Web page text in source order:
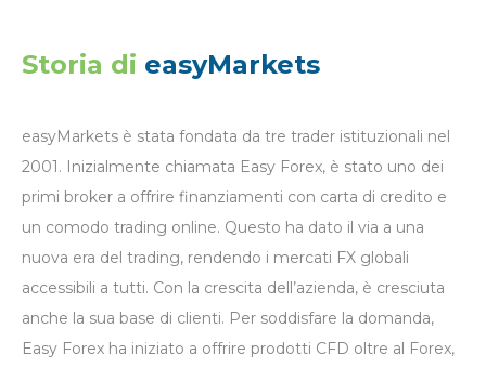
Storia di easyMarkets
easyMarkets è stata fondata da tre trader istituzionali nel
2001. Inizialmente chiamata Easy Forex, è stato uno dei
primi broker a offrire finanziamenti con carta di credito e
un comodo trading online. Questo ha dato il via a una
nuova era del trading, rendendo i mercati FX globali
accessibili a tutti. Con la crescita dell’azienda, è cresciuta
anche la sua base di clienti. Per soddisfare la domanda,
Easy Forex ha iniziato a offrire prodotti CFD oltre al Forex,